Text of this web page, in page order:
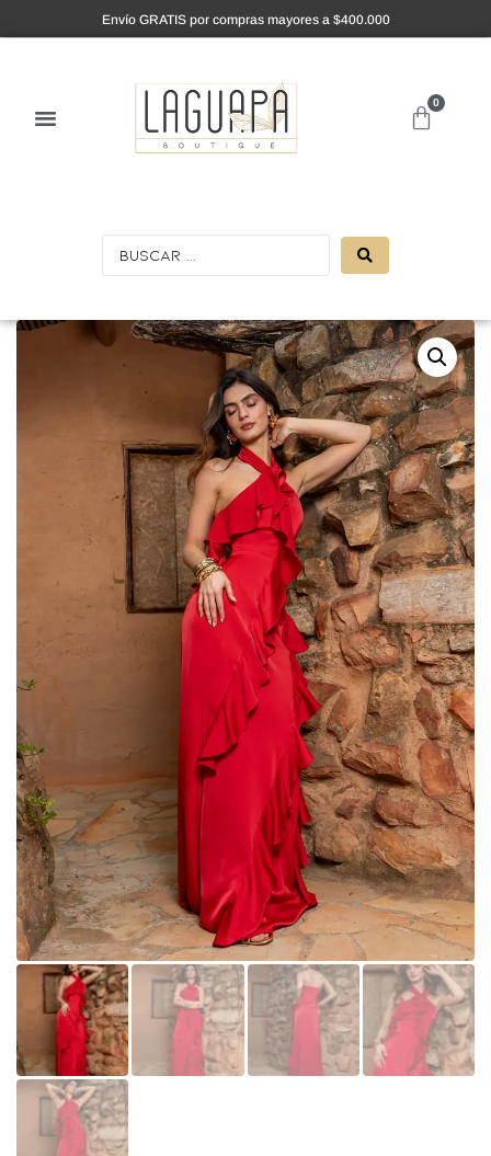
Envío GRATIS por compras mayores a $400.000
0